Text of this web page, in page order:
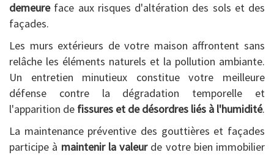
demeureface aux risques d'altération des sols et des
façades.
Les murs extérieurs de votre maison affrontent sans
relâche les éléments naturels et la pollution ambiante.
Un entretien minutieux constitue votre meilleure
défense contre la dégradation temporelle et
l'apparition de fissures et de désordres liés à l'humidité.
La maintenance préventive des gouttières et façades
participe à maintenir la valeurde votre bien immobilier